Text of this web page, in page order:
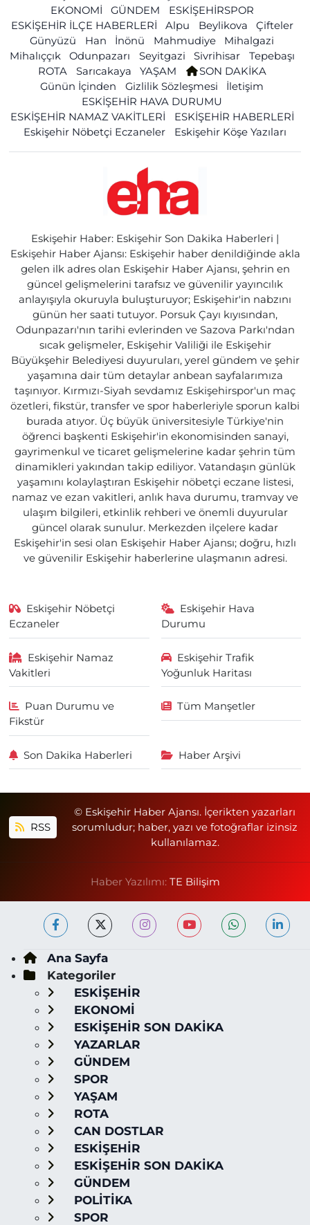
EKONOMİ
GÜNDEM
ESKİŞEHİRSPOR
ESKİŞEHİR İLÇE HABERLERİ
Alpu Beylikova
Çifteler
Günyüzü
Han İnönü Mahmudiye
Mihalgazi
Mihalıççık
Odunpazarı Seyitgazi Sivrihisar
Tepebaşı
ROTA
Sarıcakaya YAŞAM
SON DAKİKA
Günün İçinden
Gizlilik Sözleşmesi
İletişim
ESKİŞEHİR HAVA DURUMU
ESKİŞEHİR NAMAZ VAKİTLERİ
ESKİŞEHİR HABERLERİ
Eskişehir Nöbetçi Eczaneler
Eskişehir Köşe Yazıları
Eskişehir Haber: Eskişehir Son Dakika Haberleri |
Eskişehir Haber Ajansı: Eskişehir haber denildiğinde akla
gelen ilk adres olan Eskişehir Haber Ajansı, şehrin en
güncel gelişmelerini tarafsız ve güvenilir yayıncılık
anlayışıyla okuruyla buluşturuyor; Eskişehir'in nabzını
günün her saati tutuyor. Porsuk Çayı kıyısından,
Odunpazarı'nın tarihi evlerinden ve Sazova Parkı'ndan
sıcak gelişmeler, Eskişehir Valiliği ile Eskişehir
Büyükşehir Belediyesi duyuruları, yerel gündem ve şehir
yaşamına dair tüm detaylar anbean sayfalarımıza
taşınıyor. Kırmızı-Siyah sevdamız Eskişehirspor'un maç
özetleri, fikstür, transfer ve spor haberleriyle sporun kalbi
burada atıyor. Üç büyük üniversitesiyle Türkiye'nin
öğrenci başkenti Eskişehir'in ekonomisinden sanayi,
gayrimenkul ve ticaret gelişmelerine kadar şehrin tüm
dinamikleri yakından takip ediliyor. Vatandaşın günlük
yaşamını kolaylaştıran Eskişehir nöbetçi eczane listesi,
namaz ve ezan vakitleri, anlık hava durumu, tramvay ve
ulaşım bilgileri, etkinlik rehberi ve önemli duyurular
güncel olarak sunulur. Merkezden ilçelere kadar
Eskişehir'in sesi olan Eskişehir Haber Ajansı; doğru, hızlı
ve güvenilir Eskişehir haberlerine ulaşmanın adresi.
Eskişehir Nöbetçi
Eczaneler
Eskişehir Hava
Durumu
Eskişehir Namaz
Vakitleri
Eskişehir Trafik
Yoğunluk Haritası
Puan Durumu ve
Fikstür
Tüm Manşetler
Son Dakika Haberleri Haber Arşivi
RSS
© Eskişehir Haber Ajansı. İçerikten yazarları
sorumludur; haber, yazı ve fotoğraflar izinsiz
kullanılamaz.
Haber Yazılımı: TE Bilişim
Ana Sayfa
Kategoriler
ESKİŞEHİR
EKONOMİ
ESKİŞEHİR SON DAKİKA
YAZARLAR
GÜNDEM
SPOR
YAŞAM
ROTA
CAN DOSTLAR
ESKİŞEHİR
ESKİŞEHİR SON DAKİKA
GÜNDEM
POLİTİKA
SPOR